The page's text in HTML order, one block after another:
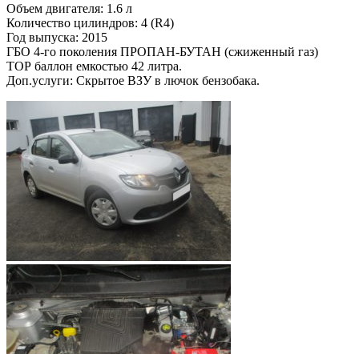
Объем двигателя: 1.6 л
Количество цилиндров: 4 (R4)
Год выпуска: 2015
ГБО 4-го поколения ПРОПАН-БУТАН (сжиженный газ)
ТОР баллон емкостью 42 литра.
Доп.услуги: Скрытое ВЗУ в лючок бензобака.